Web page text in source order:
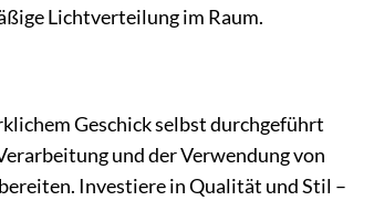
Lichtverteilung im Raum.
Geschick selbst durchgeführt
und der Verwendung von
Investiere in Qualität und Stil –